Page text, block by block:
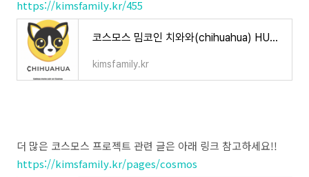
https://kimsfamily.kr/455
코스모스 밈코인 치와와(chihuahua) HUAHUA 분석
kimsfamily.kr
더 많은 코스모스 프로젝트 관련 글은 아래 링크 참고하세요!!
https://kimsfamily.kr/pages/cosmos